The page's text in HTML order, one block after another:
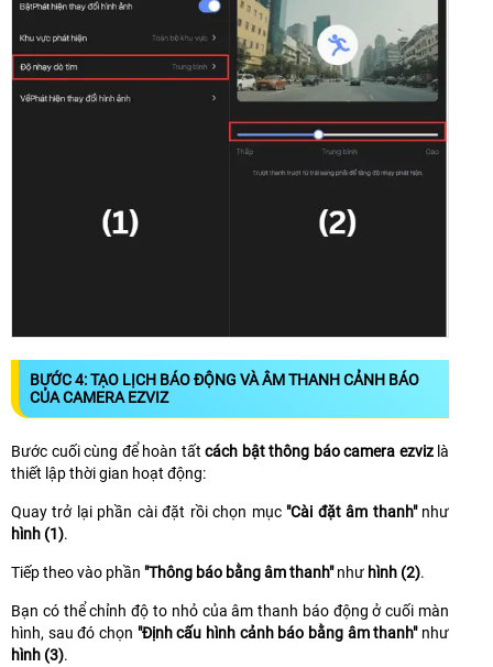
BƯỚC 4: TẠO LỊCH BÁO ĐỘNG VÀ ÂM THANH CẢNH BÁO
CỦA CAMERA EZVIZ
Bước cuối cùng để hoàn tất cách bật thông báo camera ezvizlà
thiết lập thời gian hoạt động:
Quay trở lại phần cài đặt rồi chọn mục "Cài đặt âm thanh"như
hình (1).
Tiếp theo vào phần "Thông báo bằng âm thanh"như hình (2).
Bạn có thể chỉnh độ to nhỏ của âm thanh báo động ở cuối màn
hình, sau đó chọn "Định cấu hình cảnh báo bằng âm thanh"như
hình (3).